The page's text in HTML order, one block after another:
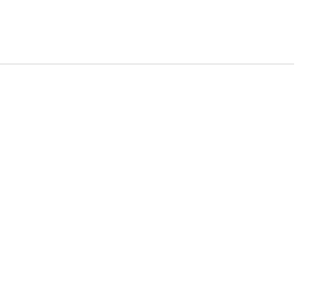
"บุญคืออะไร ?"
วทำให้จิตใจใสสะอาด ปราศจาก
วร ที่เป็นประโยชน์ แล้วพูดดี